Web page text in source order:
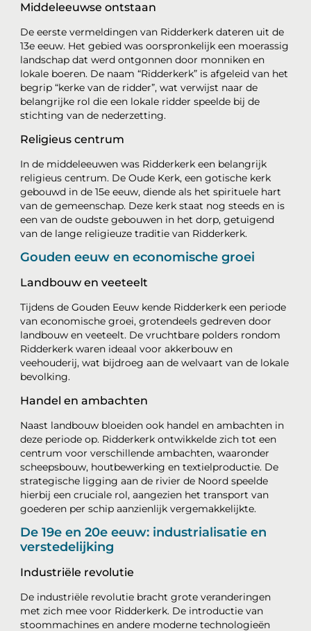
Middeleeuwse ontstaan
De eerste vermeldingen van Ridderkerk dateren uit de
13e eeuw. Het gebied was oorspronkelijk een moerassig
landschap dat werd ontgonnen door monniken en
lokale boeren. De naam “Ridderkerk” is afgeleid van het
begrip “kerke van de ridder”, wat verwijst naar de
belangrijke rol die een lokale ridder speelde bij de
stichting van de nederzetting.
Religieus centrum
In de middeleeuwen was Ridderkerk een belangrijk
religieus centrum. De Oude Kerk, een gotische kerk
gebouwd in de 15e eeuw, diende als het spirituele hart
van de gemeenschap. Deze kerk staat nog steeds en is
een van de oudste gebouwen in het dorp, getuigend
van de lange religieuze traditie van Ridderkerk.
Gouden eeuw en economische groei
Landbouw en veeteelt
Tijdens de Gouden Eeuw kende Ridderkerk een periode
van economische groei, grotendeels gedreven door
landbouw en veeteelt. De vruchtbare polders rondom
Ridderkerk waren ideaal voor akkerbouw en
veehouderij, wat bijdroeg aan de welvaart van de lokale
bevolking.
Handel en ambachten
Naast landbouw bloeiden ook handel en ambachten in
deze periode op. Ridderkerk ontwikkelde zich tot een
centrum voor verschillende ambachten, waaronder
scheepsbouw, houtbewerking en textielproductie. De
strategische ligging aan de rivier de Noord speelde
hierbij een cruciale rol, aangezien het transport van
goederen per schip aanzienlijk vergemakkelijkte.
De 19e en 20e eeuw: industrialisatie en
verstedelijking
Industriële revolutie
De industriële revolutie bracht grote veranderingen
met zich mee voor Ridderkerk. De introductie van
stoommachines en andere moderne technologieën